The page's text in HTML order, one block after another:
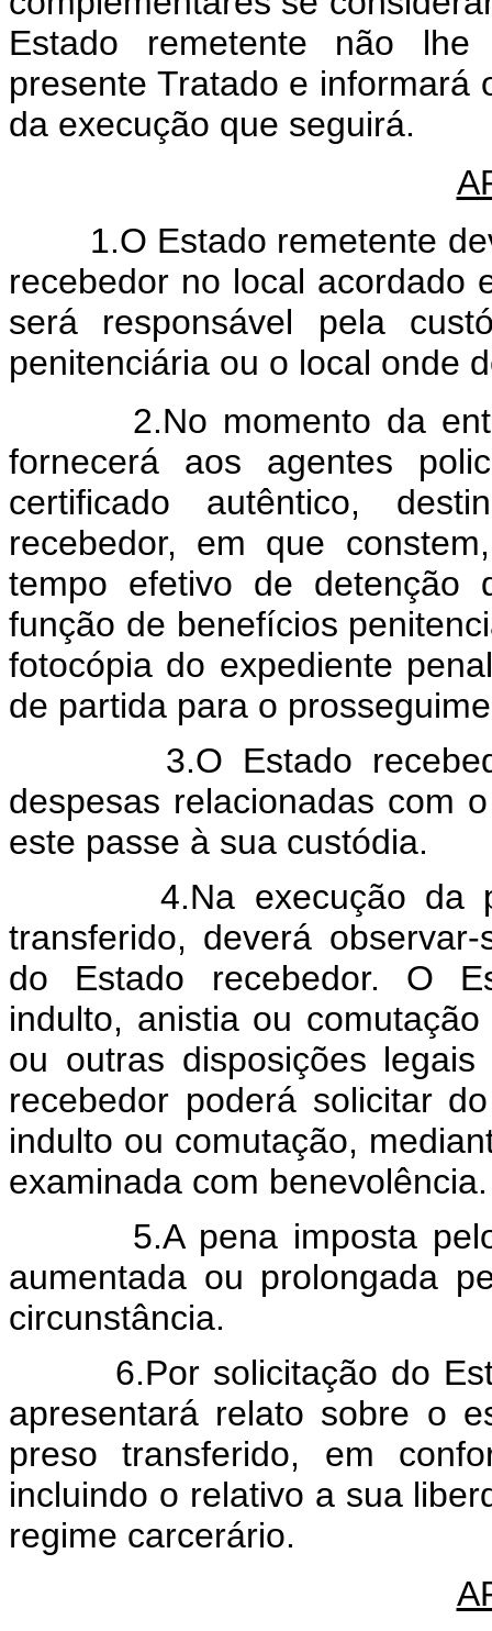
Estado remetente não
presente Tratado e informará
da execução que seguirá.
1.O Estado remetente
recebedor no local acordado
será responsável pela
penitenciária ou o local onde
2.No momento da
fornecerá aos agentes
certificado autêntico,
recebedor, em que
tempo efetivo de
função de benefícios
fotocópia do expediente
de partida para o
3.O Estado recebedor
despesas relacionadas com
este passe à sua custódia.
4.Na execução da
transferido, deverá
do Estado recebedor. O
indulto, anistia ou
ou outras disposições
recebedor poderá solicitar
indulto ou comutação,
examinada com benevolência.
5.A pena imposta pelo
aumentada ou prolongada
circunstância.
6.Por solicitação do
apresentará relato sobre o
preso transferido, em
incluindo o relativo a sua
regime carcerário.